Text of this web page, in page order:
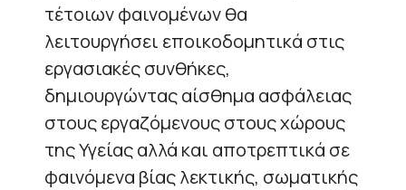
τέτοιων φαινομένων θα
λειτουργήσει εποικοδομητικά στις
εργασιακές συνθήκες,
δημιουργώντας αίσθημα ασφάλειας
στους εργαζόμενους στους χώρους
της Υγείας αλλά και αποτρεπτικά σε
φαινόμενα βίας λεκτικής, σωματικής